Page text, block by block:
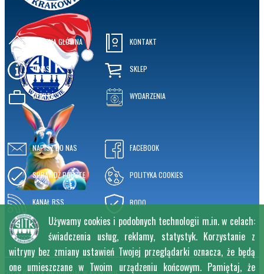
STRONA GŁÓWNA
O NAS
OFERTA
KONTAKT
SKLEP
WYDARZENIA
NAPISZ DO NAS
SPRAWDŹ POCZTĘ
KANAŁ RSS
FACEBOOK
POLITYKA COOKIES
RODO
Używamy cookies i podobnych technologii m.in. w celach:
świadczenia usług, reklamy, statystyk. Korzystanie z
witryny bez zmiany ustawień Twojej przeglądarki oznacza, że będą
one umieszczane w Twoim urządzeniu końcowym. Pamiętaj, że